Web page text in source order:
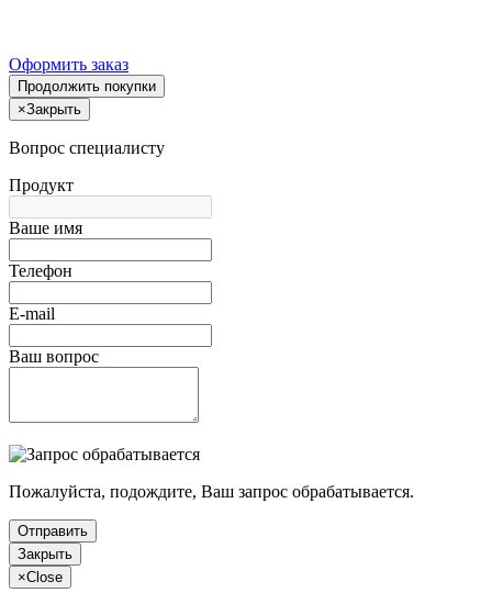
Оформить заказ
Продолжить покупки
×Закрыть
Вопрос специалисту
Продукт
Ваше имя
Телефон
E-mail
Ваш вопрос
Пожалуйста, подождите, Ваш запрос обрабатывается.
Отправить
Закрыть
×Close